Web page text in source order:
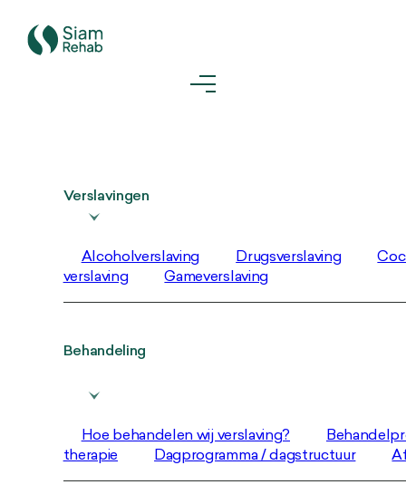
Verslavingen
Alcoholverslaving Drugsverslaving
verslaving
Gameverslaving
Behandeling
Hoe behandelen wij verslaving?
therapie
Dagprogramma / dagstructuur